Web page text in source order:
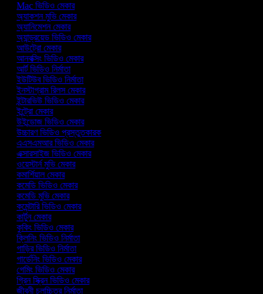
Mac ভিডিও মেকার
অ্যাকশন মুভি মেকার
অ্যানিমেশন মেকার
অ্যান্ড্রয়েড ভিডিও মেকার
আউট্রো মেকার
আনবক্সিং ভিডিও মেকার
আর্ট ভিডিও নির্মাতা
ইউটিউব ভিডিও নির্মাতা
ইনস্টাগ্রাম রিলস মেকার
ইন্টারভিউ ভিডিও মেকার
ইন্ট্রো মেকার
উইন্ডোজ ভিডিও মেকার
উচ্চারণ ভিডিও প্রস্তুতকারক
এএসএমআর ভিডিও মেকার
এক্সারসাইজ ভিডিও মেকার
ওয়েস্টার্ন মুভি মেকার
কমার্শিয়াল মেকার
কমেডি ভিডিও মেকার
কমেডি মুভি মেকার
কমেন্টারি ভিডিও মেকার
কার্টুন মেকার
কুকিং ভিডিও মেকার
ক্লিনিং ভিডিও নির্মাতা
গাড়ির ভিডিও নির্মাতা
গার্ডেনিং ভিডিও মেকার
গেমিং ভিডিও মেকার
গ্রিন স্ক্রিন ভিডিও মেকার
জীবনী চলচ্চিত্র নির্মাতা